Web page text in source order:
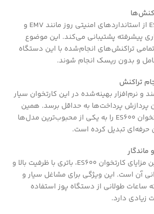
کارتخوان ES600 از استانداردهای امنیتی روز مانند EMV و
پیشرفته پشتیبانی می‌کند. این موضوع
تراکنش‌های انجام‌شده با این دستگاه
کامل و بدون ریسک انجام شوند.
تراکنش
و نرم‌افزار بهینه‌شده در این کارتخوان سیار
پردازش پرداخت‌ها به حداقل برسد. همین
سرعت بالا، کارتخوان ES600 را به یکی از محبوب‌ترین مدل‌ها
حرفه‌ای تبدیل کرده است.
ماندگار
یکی از مهم‌ترین مزایای کارتخوان ES600، باتری با ظرفیت بالا و
آن است. این ویژگی برای مشاغل سیار و
ساعات طولانی از دستگاه پوز استفاده
زیادی دارد.